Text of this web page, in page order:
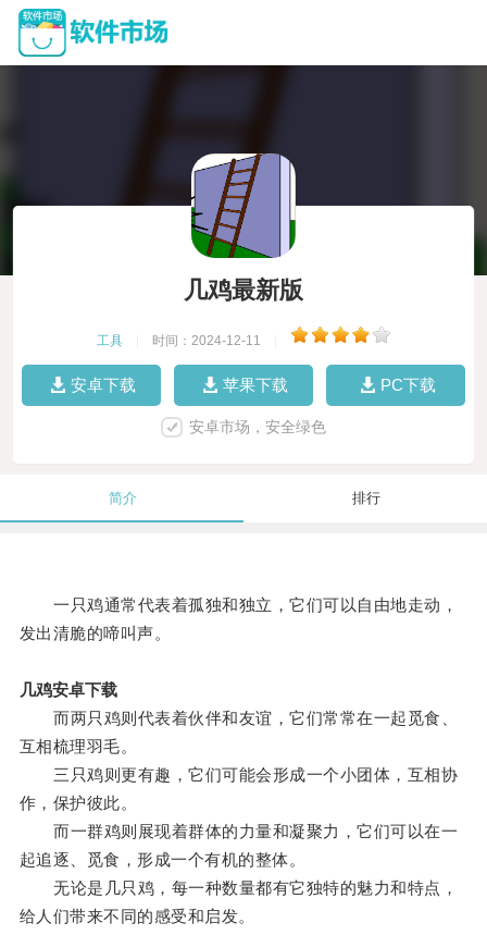
几鸡最新版
工具 时间：2024-12-11
安卓下载 苹果下载 PC下载
安卓市场，安全绿色
简介 排行
一只鸡通常代表着孤独和独立，它们可以自由地走动，
发出清脆的啼叫声。
几鸡安卓下载
而两只鸡则代表着伙伴和友谊，它们常常在一起觅食、
互相梳理羽毛。
三只鸡则更有趣，它们可能会形成一个小团体，互相协
作，保护彼此。
而一群鸡则展现着群体的力量和凝聚力，它们可以在一
起追逐、觅食，形成一个有机的整体。
无论是几只鸡，每一种数量都有它独特的魅力和特点，
给人们带来不同的感受和启发。